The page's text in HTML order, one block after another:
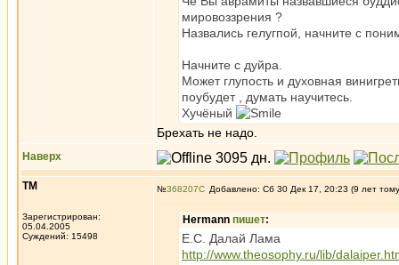
мировоззрения ?
Назвались гелугпой, начните с
Начните с дуйра.
Может глупость и духовная
поубудет , думать научитесь.
Хучёный
Брехать не надо.
Наверх
ТМ
Зарегистрирован:
05.04.2005
Суждений: 15498
№368207 Добавлено: Сб 30 Дек 17, 20:23 (9 лет
Hermann пишет:
Е.С. Далай Лама
http://www.theosophy.ru/lib/